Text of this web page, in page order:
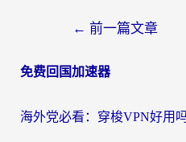
导
← 前一篇文章
免费回国加速器